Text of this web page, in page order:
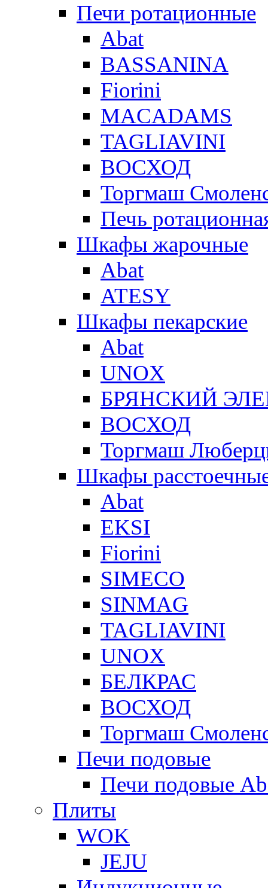
Печи ротационные
Abat
BASSANINA
Fiorini
MACADAMS
TAGLIAVINI
ВОСХОД
Торгмаш
Печь
Шкафы жарочные
Abat
ATESY
Шкафы пекарские
Abat
UNOX
БРЯНСКИЙ
ВОСХОД
Торгмаш
Шкафы
Abat
EKSI
Fiorini
SIMECO
SINMAG
TAGLIAVINI
UNOX
БЕЛКРАС
ВОСХОД
Торгмаш
Печи подовые
Печи подовые
Плиты
WOK
JEJU